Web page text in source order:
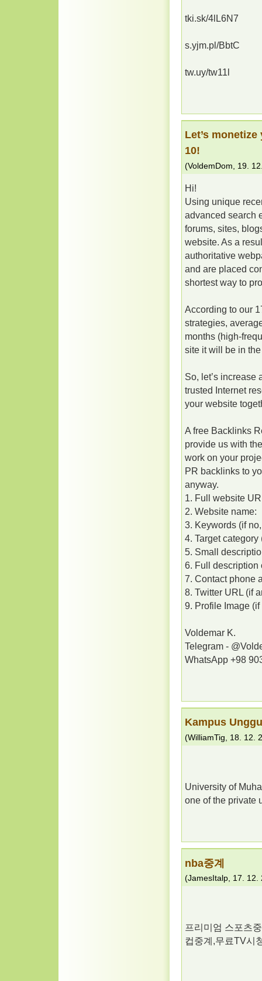
tki.sk/4lL6N7
s.yjm.pl/BbtC
tw.uy/tw11l
Let’s
10!
(VoldemDom 19.
Hi!
Using unique
advanced search
forums, sites,
website. As a
authoritative
and are placed
shortest way to
According to our
strategies,
months (high-
site it will be in
So, let’s increase
trusted Internet
your website
A free Backlinks
provide us with
work on your
PR backlinks to
anyway.
1. Full website
2. Website name:
3. Keywords (if
4. Target
5. Small
6. Full description
7. Contact phone
8. Twitter URL (if
9. Profile Image (if
Voldemar K.
Telegram -
WhatsApp +98
Kampus
(WilliamTig 18. 12.
University of
one of the private
nba중계
(JamesItalp 17. 12.
프리미엄 스포츠
컵중계,무료TV시